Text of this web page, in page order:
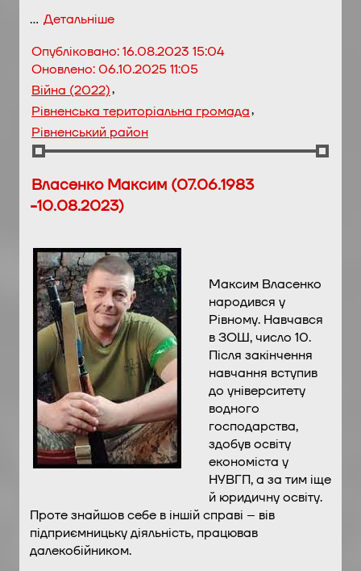
… Детальніше
Опубліковано:16.08.2023 15:04
Оновлено:06.10.2025 11:05
Війна (2022),
Рівненська територіальна громада,
Рівненський район
Власенко Максим (07.06.1983
-10.08.2023)
Максим Власенко
народився у
Рівному. Навчався
в ЗОШ, число 10.
Після закінчення
навчання вступив
до університету
водного
господарства,
здобув освіту
економіста у
НУВГП, а за тим іще
й юридичну освіту.
Проте знайшов себе в іншій справі – вів
підприємницьку діяльність, працював
далекобійником.